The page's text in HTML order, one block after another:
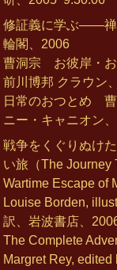
修証義に学ぶ――禅
輪閣、2006
曹洞宗 お彼岸・お
前川博邦 クラウン
日常のおつとめ 曹
ニー・キャニオン
戦争をくぐりぬけ
い旅（The Journey
Wartime Escape of
Louise Borden,
訳、岩波書店、
The Complete
Margret Rey,